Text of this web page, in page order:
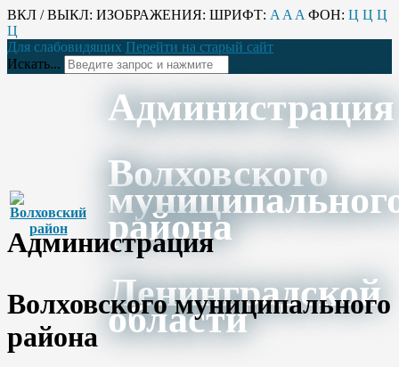
ВКЛ / ВЫКЛ: ИЗОБРАЖЕНИЯ: ШРИФТ: A A A ФОН: Ц Ц Ц
Ц
Для слабовидящих Перейти на старый сайт
Искать...
Администрация
Волховского
района
Ленинградской
области
Администрация
Волховского муниципального
района